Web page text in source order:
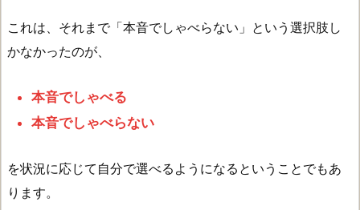
これは、それまで「本音でしゃべらない」という選択肢し
かなかったのが、
本音でしゃべる
本音でしゃべらない
を状況に応じて自分で選べるようになるということでもあ
ります。